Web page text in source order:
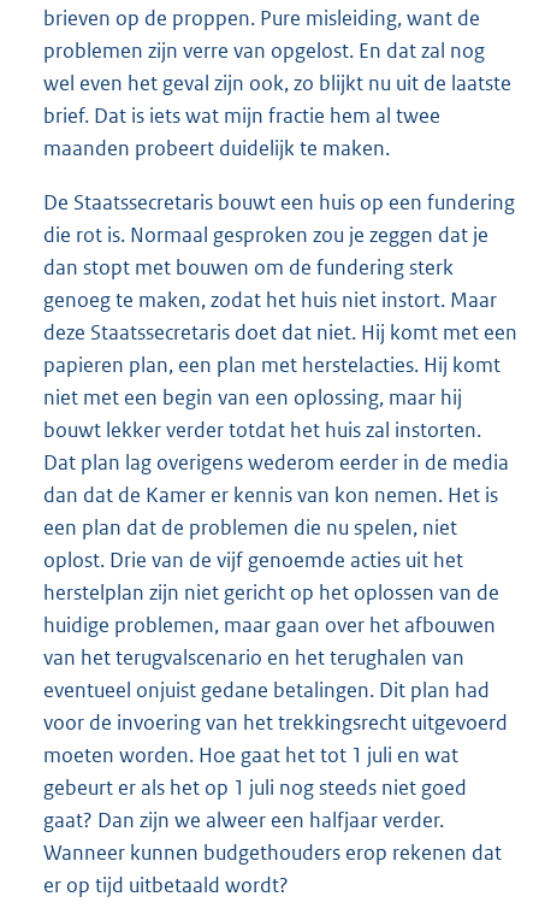
brieven op de proppen. Pure misleiding, want de
problemen zijn verre van opgelost. En dat zal nog
wel even het geval zijn ook, zo blijkt nu uit de laatste
brief. Dat is iets wat mijn fractie hem al twee
maanden probeert duidelijk te maken.
De Staatssecretaris bouwt een huis op een fundering
die rot is. Normaal gesproken zou je zeggen dat je
dan stopt met bouwen om de fundering sterk
genoeg te maken, zodat het huis niet instort. Maar
deze Staatssecretaris doet dat niet. Hij komt met een
papieren plan, een plan met herstelacties. Hij komt
niet met een begin van een oplossing, maar hij
bouwt lekker verder totdat het huis zal instorten.
Dat plan lag overigens wederom eerder in de media
dan dat de Kamer er kennis van kon nemen. Het is
een plan dat de problemen die nu spelen, niet
oplost. Drie van de vijf genoemde acties uit het
herstelplan zijn niet gericht op het oplossen van de
huidige problemen, maar gaan over het afbouwen
van het terugvalscenario en het terughalen van
eventueel onjuist gedane betalingen. Dit plan had
voor de invoering van het trekkingsrecht uitgevoerd
moeten worden. Hoe gaat het tot 1 juli en wat
gebeurt er als het op 1 juli nog steeds niet goed
gaat? Dan zijn we alweer een halfjaar verder.
Wanneer kunnen budgethouders erop rekenen dat
er op tijd uitbetaald wordt?